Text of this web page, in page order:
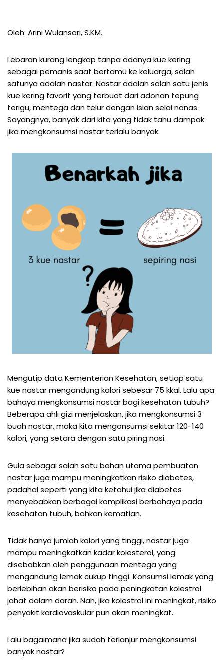
Oleh: Arini Wulansari, S.KM.
Lebaran kurang lengkap tanpa adanya kue kering
sebagai pemanis saat bertamu ke keluarga, salah
satunya adalah nastar. Nastar adalah salah satu jenis
kue kering favorit yang terbuat dari adonan tepung
terigu, mentega dan telur dengan isian selai nanas.
Sayangnya, banyak dari kita yang tidak tahu dampak
jika mengkonsumsi nastar terlalu banyak.
Mengutip data Kementerian Kesehatan, setiap satu
kue nastar mengandung kalori sebesar 75 kkal. Lalu apa
bahaya mengkonsumsi nastar bagi kesehatan tubuh?
Beberapa ahli gizi menjelaskan, jika mengkonsumsi 3
buah nastar, maka kita mengonsumsi sekitar 120-140
kalori, yang setara dengan satu piring nasi.
Gula sebagai salah satu bahan utama pembuatan
nastar juga mampu meningkatkan risiko diabetes,
padahal seperti yang kita ketahui jika diabetes
menyebabkan berbagai komplikasi berbahaya pada
kesehatan tubuh, bahkan kematian.
Tidak hanya jumlah kalori yang tinggi, nastar juga
mampu meningkatkan kadar kolesterol, yang
disebabkan oleh penggunaan mentega yang
mengandung lemak cukup tinggi. Konsumsi lemak yang
berlebihan akan berisiko pada peningkatan kolestrol
jahat dalam darah. Nah, jika kolestrol ini meningkat, risiko
penyakit kardiovaskular pun akan meningkat.
Lalu bagaimana jika sudah terlanjur mengkonsumsi
banyak nastar?